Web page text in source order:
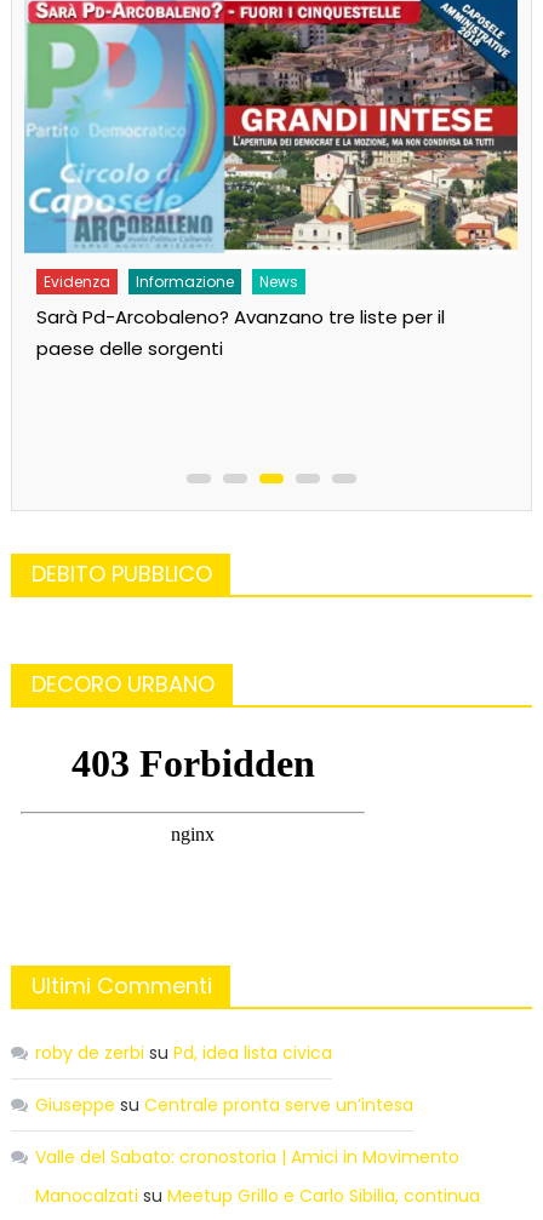
Evidenza Informazione News
Sarà Pd-Arcobaleno? Avanzano tre liste per il
paese delle sorgenti
DEBITO PUBBLICO
DECORO URBANO
Ultimi Commenti
roby de zerbi su Pd, idea lista civica
Giuseppe su Centrale pronta serve un’intesa
Valle del Sabato: cronostoria | Amici in Movimento
Manocalzati su Meetup Grillo e Carlo Sibilia, continua